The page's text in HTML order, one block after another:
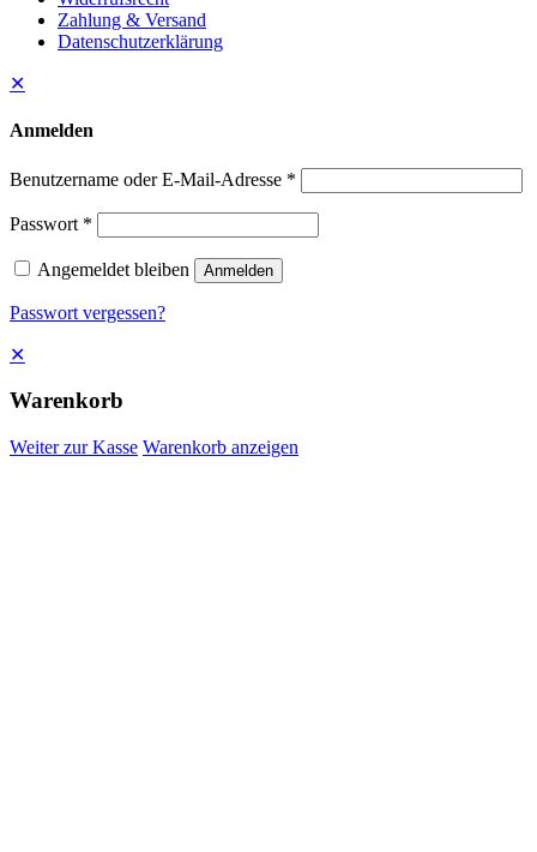
Zahlung & Versand
Datenschutzerklärung
✕
Anmelden
Benutzername oder E-Mail-Adresse *
Passwort *
Angemeldet bleiben Anmelden
Passwort vergessen?
✕
Warenkorb
Weiter zur Kasse Warenkorb anzeigen